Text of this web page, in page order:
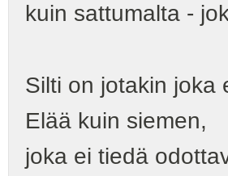
kuin sattumalta -
Silti on jotakin joka
Elää kuin siemen,
joka ei tiedä